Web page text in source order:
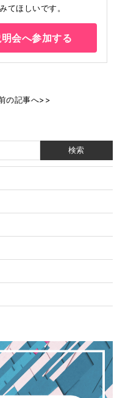
てほしいです。
会へ参加する
の記事へ>>